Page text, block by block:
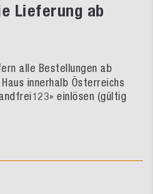
Lieferung ab
alle Bestellungen ab
innerhalb Österreichs
einlösen (gültig